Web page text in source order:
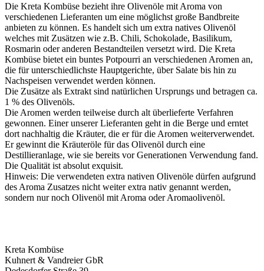
Die Kreta Kombüse bezieht ihre Olivenöle mit Aroma von
verschiedenen Lieferanten um eine möglichst große Bandbreite
anbieten zu können. Es handelt sich um extra natives Olivenöl
welches mit Zusätzen wie z.B. Chili, Schokolade, Basilikum,
Rosmarin oder anderen Bestandteilen versetzt wird. Die Kreta
Kombüse bietet ein buntes Potpourri an verschiedenen Aromen an,
die für unterschiedlichste Hauptgerichte, über Salate bis hin zu
Nachspeisen verwendet werden können.
Die Zusätze als Extrakt sind natürlichen Ursprungs und betragen ca.
1 % des Olivenöls.
Die Aromen werden teilweise durch alt überlieferte Verfahren
gewonnen. Einer unserer Lieferanten geht in die Berge und erntet
dort nachhaltig die Kräuter, die er für die Aromen weiterverwendet.
Er gewinnt die Kräuteröle für das Olivenöl durch eine
Destillieranlage, wie sie bereits vor Generationen Verwendung fand.
Die Qualität ist absolut exquisit.
Hinweis: Die verwendeten extra nativen Olivenöle dürfen aufgrund
des Aroma Zusatzes nicht weiter extra nativ genannt werden,
sondern nur noch Olivenöl mit Aroma oder Aromaolivenöl.
Kreta Kombüse
Kuhnert & Vandreier GbR